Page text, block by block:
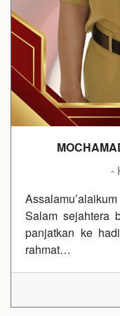
-
Salam sejahtera
panjatkan ke
rahmat…